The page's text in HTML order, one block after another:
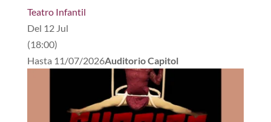
Teatro Infantil
Del 12 Jul
(18:00)
Hasta 11/07/2026Auditorio Capitol